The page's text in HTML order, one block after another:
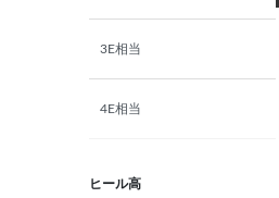
3E相当
4E相当
ヒール高